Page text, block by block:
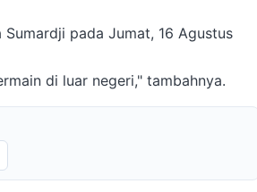
pada Jumat, 16 Agustus
di luar negeri," tambahnya.